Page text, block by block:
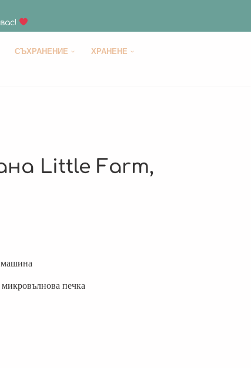
СЪХРАНЕНИЕ
ХРАНЕНЕ
Little Farm,
печка